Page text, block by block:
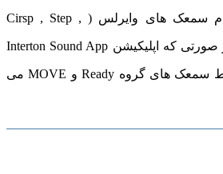
قابل استفاده توسط تمام سمعک های وایرلس ( Cirsp , Step ,
Centro , Ready ) بوده در صورتی که اپلیکیشن Interton Sound App
صرفا قابل استفاده توسط سمعک های گروه Ready و MOVE می